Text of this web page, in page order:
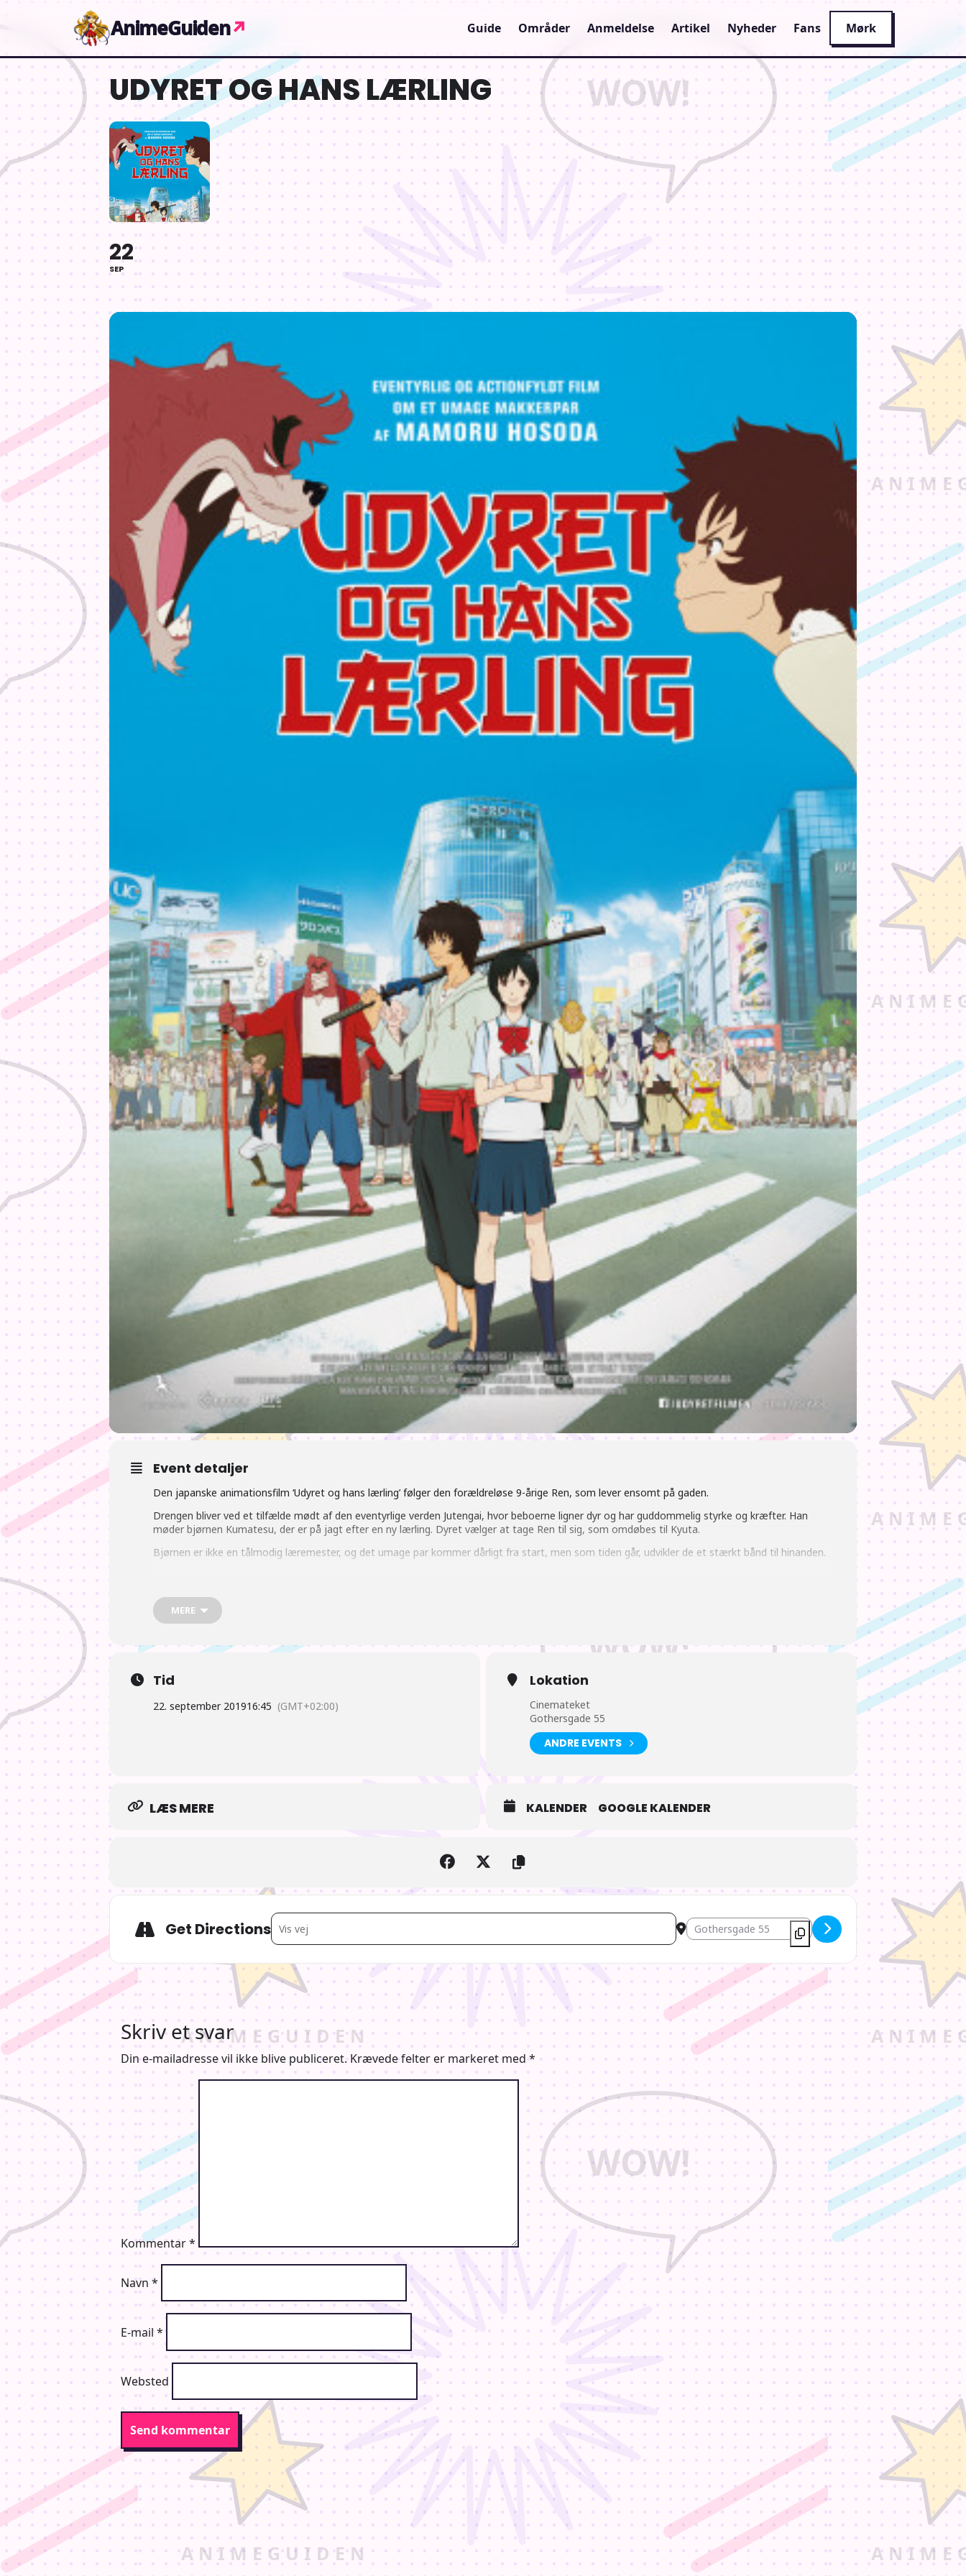
AnimeGuiden↗ Guide Områder Anmeldelse Artikel Nyheder Fans Mørk
UDYRET OG HANS LÆRLING
22
SEP
Event detaljer
Den japanske animationsfilm ‘Udyret og hans lærling’ følger den forældreløse 9-årige Ren, som lever ensomt på gaden.
Drengen bliver ved et tilfælde mødt af den eventyrlige verden Jutengai, hvor beboerne ligner dyr og har guddommelig styrke og kræfter. Han
møder bjørnen Kumatesu, der er på jagt efter en ny lærling. Dyret vælger at tage Ren til sig, som omdøbes til Kyuta.
Bjørnen er ikke en tålmodig læremester, og det umage par kommer dårligt fra start, men som tiden går, udvikler de et stærkt bånd til hinanden.
af animationsfilmen ‘Wolf Children’ fra 2012.
Køb billetter
MERE
Tid
22. september 201916:45 (GMT+02:00)
Lokation
Cinemateket
Gothersgade 55
ANDRE EVENTS
LÆS MERE KALENDER GOOGLE KALENDER
Get DirectionsAddress - Udyret og hans lærling [eQ6VWuo43] Destination Address - Udyret og hans lærling [JG2PtVWJb]
Skriv et svar
Din e-mailadresse vil ikke blive publiceret. Krævede felter er markeret med *
Kommentar*
Navn *
E-mail *
Websted